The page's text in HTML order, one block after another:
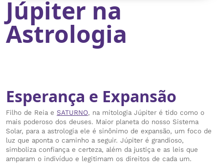
Júpiter na
Astrologia
Esperança e Expansão
Filho de Reia e SATURNO, na mitologia Júpiter é tido como o
mais poderoso dos deuses. Maior planeta do nosso Sistema
Solar, para a astrologia ele é sinônimo de expansão, um foco de
luz que aponta o caminho a seguir. Júpiter é grandioso,
simboliza confiança e certeza, além da justiça e as leis que
amparam o indivíduo e legitimam os direitos de cada um.